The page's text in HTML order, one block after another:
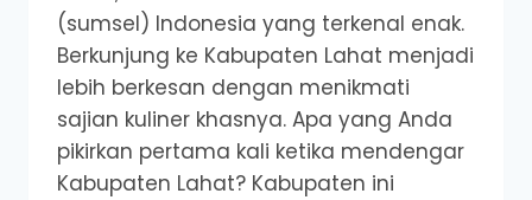
(sumsel) Indonesia yang terkenal enak.
Berkunjung ke Kabupaten Lahat menjadi
lebih berkesan dengan menikmati
sajian kuliner khasnya. Apa yang Anda
pikirkan pertama kali ketika mendengar
Kabupaten Lahat? Kabupaten ini